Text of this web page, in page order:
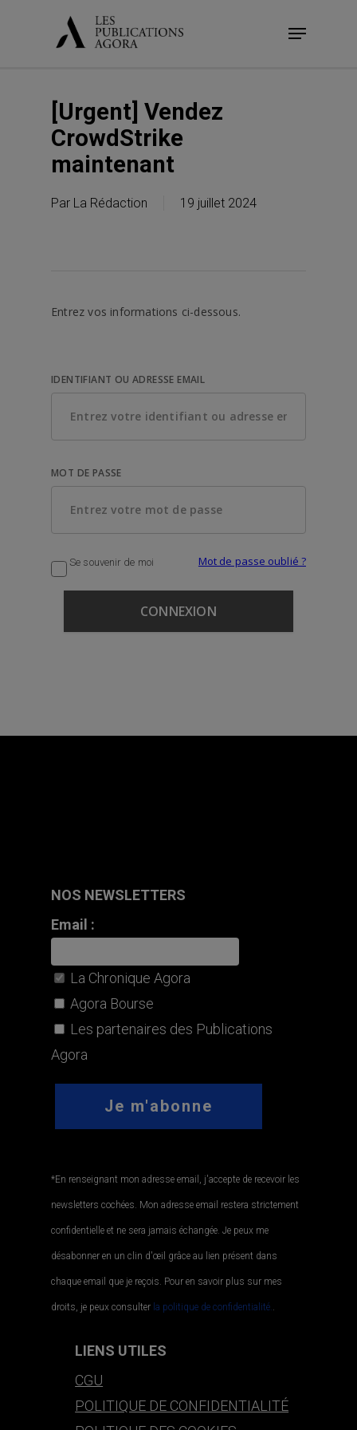
Menu
[Urgent] Vendez
CrowdStrike
maintenant
Par La Rédaction 19 juillet 2024
Entrez vos informations ci-dessous.
IDENTIFIANT OU ADRESSE EMAIL
MOT DE PASSE
Se souvenir de moi Mot de passe oublié ?
NOS NEWSLETTERS
Email :
La Chronique Agora
Agora Bourse
Les partenaires des Publications
Agora
*En renseignant mon adresse email, j'accepte de recevoir les
newsletters cochées. Mon adresse email restera strictement
confidentielle et ne sera jamais échangée. Je peux me
désabonner en un clin d'œil grâce au lien présent dans
chaque email que je reçois. Pour en savoir plus sur mes
droits, je peux consulter la politique de confidentialité..
LIENS UTILES
CGU
POLITIQUE DE CONFIDENTIALITÉ